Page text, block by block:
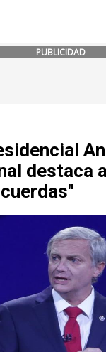
PUBLICIDAD
destaca